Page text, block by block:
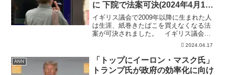
に 下院で法案可決(2024年4月17
日)
イギリス議会で2009年以降に生まれた人
は生涯、紙巻きたばこを買えなくなる法
案が可決されました。 イギリス議会下
院で16日、2027年から紙巻きたばこを販
歳ずつ引き上げる法案が可決されまし
た。 店など...
2024.04.17
ANN
「トップにイーロン・マスク氏」
トランプ氏が政府の効率化に向け